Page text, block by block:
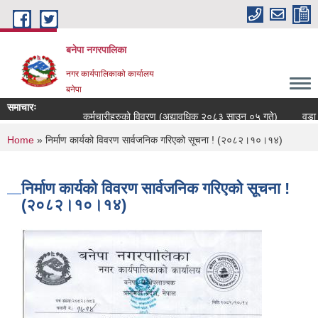
Skip to main content
बनेपा नगरपालिका
नगर कार्यपालिकाको कार्यालय
बनेपा
समाचारः
कर्मचारीहरुको विवरण (अद्यावधिक २०८३ साउन ०५ गते)
वडा
You are here
Home » निर्माण कार्यको विवरण सार्वजनिक गरिएको सूचना ! (२०८२।१०।१४)
निर्माण कार्यको विवरण सार्वजनिक गरिएको सूचना !
(२०८२।१०।१४)